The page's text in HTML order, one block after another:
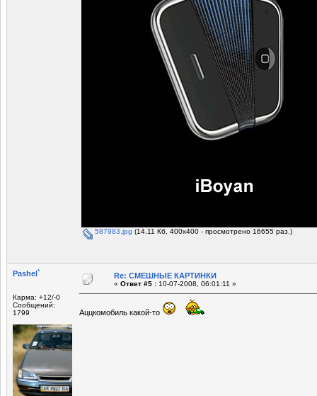
587983.jpg (14.11 Кб, 400x400 - просмотрено 16655 раз.)
Pashel`
Карма: +12/-0
Сообщений:
1799
Re: СМЕШНЫЕ КАРТИНКИ
« Ответ #5 : 10-07-2008, 06:01:11 »
Аццкомобиль какой-то